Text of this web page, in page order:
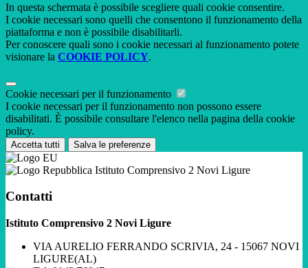
In questa schermata è possibile scegliere quali cookie consentire.
I cookie necessari sono quelli che consentono il funzionamento della
piattaforma e non è possibile disabilitarli.
Per conoscere quali sono i cookie necessari al funzionamento potete
visionare la COOKIE POLICY.
Cookie necessari per il funzionamento
I cookie necessari per il funzionamento non possono essere
disabilitati. È possibile consultare l'elenco nella pagina della cookie
policy.
Accetta tutti Salva le preferenze
Istituto Comprensivo 2 Novi Ligure
Contatti
Istituto Comprensivo 2 Novi Ligure
VIA AURELIO FERRANDO SCRIVIA, 24 - 15067 NOVI
LIGURE(AL)